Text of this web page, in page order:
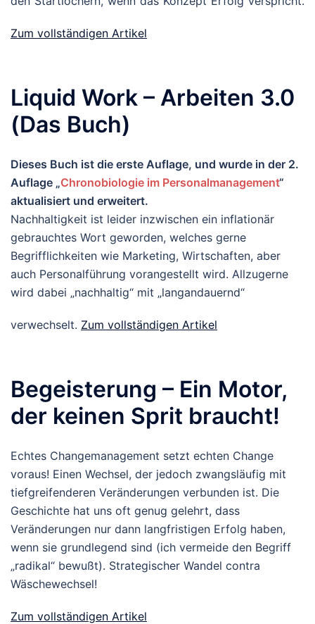
Zum vollständigen Artikel
Liquid Work – Arbeiten 3.0
(Das Buch)
Dieses Buch ist die erste Auflage, und wurde in der 2.
Auflage „Chronobiologie im Personalmanagement“
aktualisiert und erweitert.
Nachhaltigkeit ist leider inzwischen ein inflationär
gebrauchtes Wort geworden, welches gerne
Begrifflichkeiten wie Marketing, Wirtschaften, aber
auch Personalführung vorangestellt wird. Allzugerne
wird dabei „nachhaltig“ mit „langandauernd“
verwechselt. Zum vollständigen Artikel
Begeisterung – Ein Motor,
der keinen Sprit braucht!
Echtes Changemanagement setzt echten Change
voraus! Einen Wechsel, der jedoch zwangsläufig mit
tiefgreifenderen Veränderungen verbunden ist. Die
Geschichte hat uns oft genug gelehrt, dass
Veränderungen nur dann langfristigen Erfolg haben,
wenn sie grundlegend sind (ich vermeide den Begriff
„radikal“ bewußt). Strategischer Wandel contra
Wäschewechsel!
Zum vollständigen Artikel